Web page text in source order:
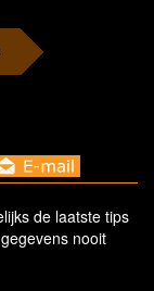
de laatste tips
nooit